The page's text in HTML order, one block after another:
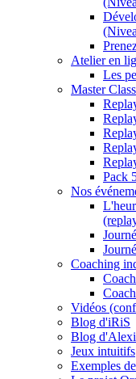
Atelier en
Les
Master
Pack
Nos
Coaching
Vidéos
Blog d'iRiS
Blog
Jeux intuitifs
Exemples